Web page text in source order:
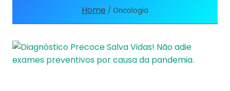
Home / Oncologia